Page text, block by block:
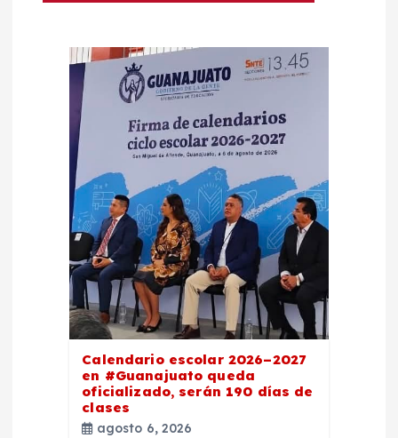
Calendario escolar 2026–2027
en #Guanajuato queda
oficializado, serán 190 días de
clases
agosto 6, 2026